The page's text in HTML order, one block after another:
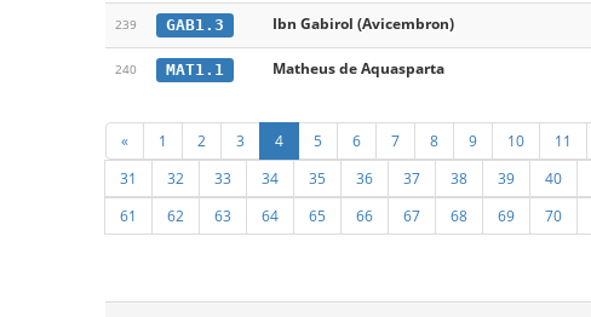
239 GAB1.3 Ibn Gabirol (Avicembron)
240 MAT1.1 Matheus de Aquasparta
« 1 2 3 4 5 6 7 8 9 10 11
31
32 33 34 35 36 37 38 39 40
61
62 63 64 65 66 67 68 69 70